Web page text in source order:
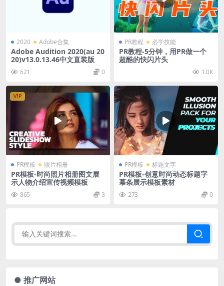
2020 Adobe合集
Adobe Audition 2020(au 20
20)v13.0.13.46中文直装版
621 0
PR教程 必学技能
PR教程-5分钟，用PR做一个
超酷的快闪片头
1.0K
VIP
PR模板 照片相册
PR模板-时尚照片相册图文展
示人物介绍宣传视频模板
865 3
PR模板 标题文字
PR模板-创意时尚动态标题字
幕条展示模板素材
273 0
● 推广网站